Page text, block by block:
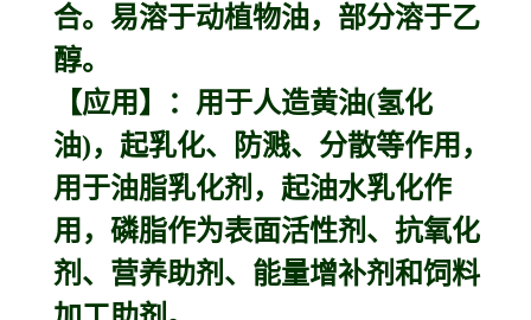
合。易溶于动植物油，部分溶于乙
醇。
【应用】：用于人造黄油(氢化
油)，起乳化、防溅、分散等作用，
用于油脂乳化剂，起油水乳化作
用，磷脂作为表面活性剂、抗氧化
剂、营养助剂、能量增补剂和饲料